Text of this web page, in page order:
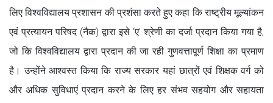
लिए विश्वविद्यालय प्रशासन की प्रशंसा करते हुए कहा कि राष्ट्रीय मूल्यांकन
एवं प्रत्यायन परिषद (नैक) द्वारा इसे ‘ए’ श्रेणी का दर्जा प्रदान किया गया है,
जो कि विश्वविद्यालय द्वारा प्रदान की जा रही गुणवत्तापूर्ण शिक्षा का प्रमाण
है। उन्होंने आश्वस्त किया कि राज्य सरकार यहां छात्रों एवं शिक्षक वर्ग को
और अधिक सुविधाएं प्रदान करने के लिए हर संभव सहयोग और सहायता